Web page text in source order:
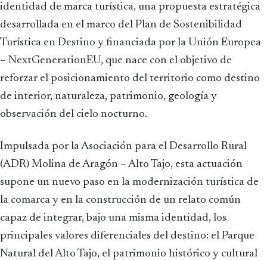
identidad de marca turística, una propuesta estratégica
desarrollada en el marco del Plan de Sostenibilidad
Turística en Destino y financiada por la Unión Europea
– NextGenerationEU, que nace con el objetivo de
reforzar el posicionamiento del territorio como destino
de interior, naturaleza, patrimonio, geología y
observación del cielo nocturno.
Impulsada por la Asociación para el Desarrollo Rural
(ADR) Molina de Aragón – Alto Tajo, esta actuación
supone un nuevo paso en la modernización turística de
la comarca y en la construcción de un relato común
capaz de integrar, bajo una misma identidad, los
principales valores diferenciales del destino: el Parque
Natural del Alto Tajo, el patrimonio histórico y cultural